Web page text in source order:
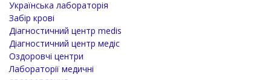
Українська лабораторія
Забір крові
Діагностичний центр medis
Діагностичний центр медіс
Оздоровчі центри
Лабораторії медичні